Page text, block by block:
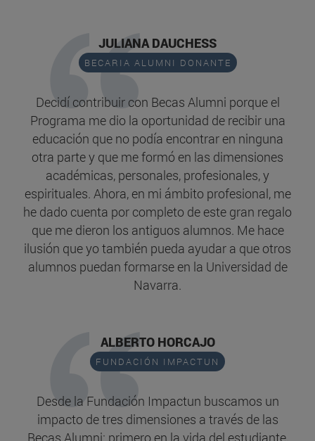
JULIANA DAUCHESS
BECARIA ALUMNI DONANTE
Decidí contribuir con Becas Alumni porque el
Programa me dio la oportunidad de recibir una
educación que no podía encontrar en ninguna
otra parte y que me formó en las dimensiones
académicas, personales, profesionales, y
espirituales. Ahora, en mi ámbito profesional, me
he dado cuenta por completo de este gran regalo
que me dieron los antiguos alumnos. Me hace
ilusión que yo también pueda ayudar a que otros
alumnos puedan formarse en la Universidad de
Navarra.
ALBERTO HORCAJO
FUNDACIÓN IMPACTUN
Desde la Fundación Impactun buscamos un
impacto de tres dimensiones a través de las
Becas Alumni: primero en la vida del estudiante,